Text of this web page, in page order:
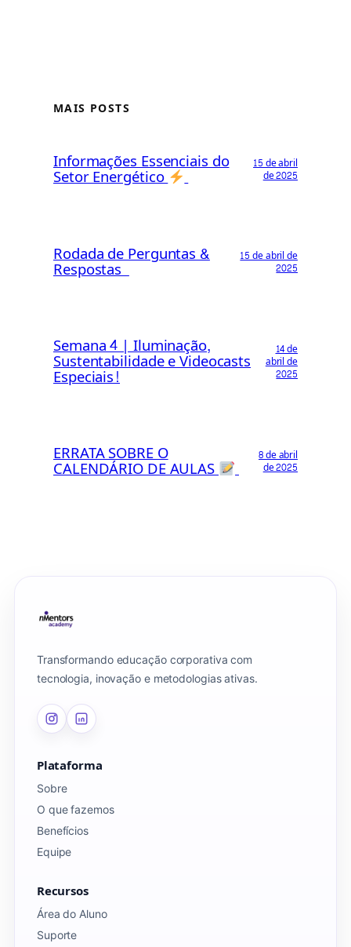
MAIS POSTS
Informações Essenciais do
Setor Energético
15 de abril
de 2025
Rodada de Perguntas &
Respostas
15 de abril de
2025
Semana 4 | Iluminação,
Sustentabilidade e Videocasts
Especiais!
14 de
abril de
2025
ERRATA SOBRE O
CALENDÁRIO DE AULAS
8 de abril
de 2025
Transformando educação corporativa com
tecnologia, inovação e metodologias ativas.
Plataforma
Sobre
O que fazemos
Benefícios
Equipe
Recursos
Área do Aluno
Suporte